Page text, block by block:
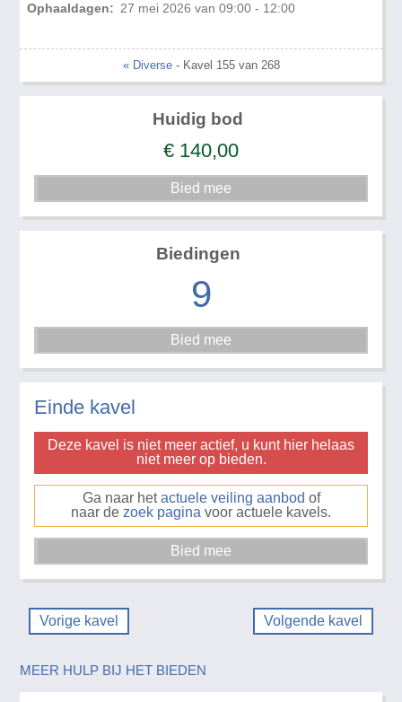
Ophaaldagen: 27 mei 2026 van 09:00 - 12:00
« Diverse- Kavel 155 van 268
Huidig bod
€ 140,00
Biedingen
9
Einde kavel
Deze kavel is niet meer actief, u kunt hier helaas
niet meer op bieden.
Ga naar hetactuele veiling aanbod of
naar de zoek pagina voor actuele kavels.
Vorige kavel Volgende kavel
MEER HULP BIJ HET BIEDEN